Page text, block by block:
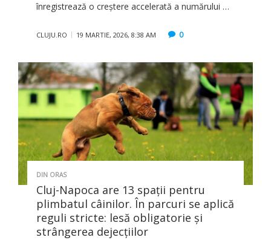
înregistrează o creștere accelerată a numărului …
CLUJU.RO 19 MARTIE, 2026, 8:38 AM 0
DIN ORAS
Cluj-Napoca are 13 spații pentru
plimbatul câinilor. În parcuri se aplică
reguli stricte: lesă obligatorie și
strângerea dejecțiilor